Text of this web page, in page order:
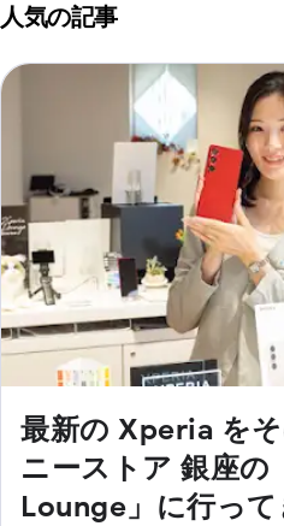
人気の記事
最新の Xperia を
ニーストア 銀座の
Lounge」に行って